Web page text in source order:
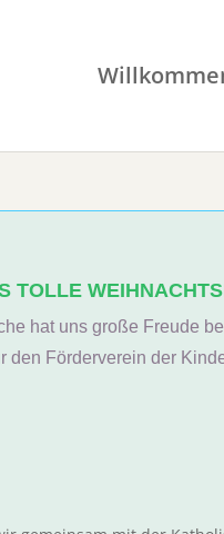
TOLLE
hat uns große Freude
den Förderverein der